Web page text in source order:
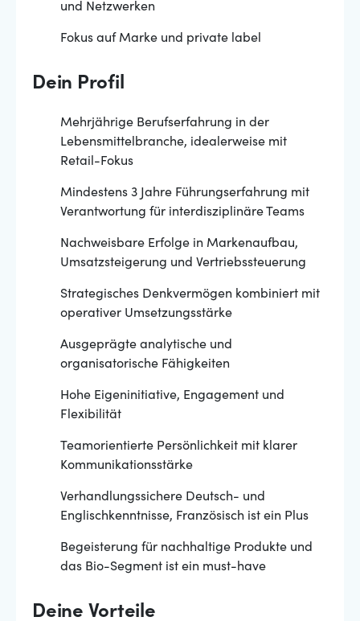
und Netzwerken
Fokus auf Marke und private label
Dein Profil
Mehrjährige Berufserfahrung in der
Lebensmittelbranche, idealerweise mit
Retail-Fokus
Mindestens 3 Jahre Führungserfahrung mit
Verantwortung für interdisziplinäre Teams
Nachweisbare Erfolge in Markenaufbau,
Umsatzsteigerung und Vertriebssteuerung
Strategisches Denkvermögen kombiniert mit
operativer Umsetzungsstärke
Ausgeprägte analytische und
organisatorische Fähigkeiten
Hohe Eigeninitiative, Engagement und
Flexibilität
Teamorientierte Persönlichkeit mit klarer
Kommunikationsstärke
Verhandlungssichere Deutsch- und
Englischkenntnisse, Französisch ist ein Plus
Begeisterung für nachhaltige Produkte und
das Bio-Segment ist ein must-have
Deine Vorteile